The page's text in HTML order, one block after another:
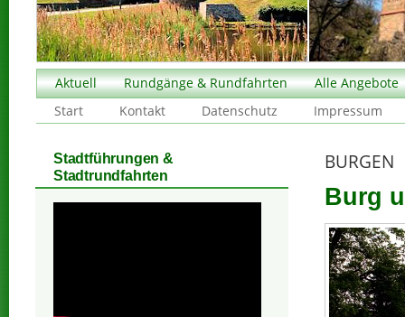
Aktuell Rundgänge & Rundfahrten
Alle Angebote
Start
Kontakt Datenschutz Impressum
BURGEN
Burg
Stadtführungen &
Stadtrundfahrten